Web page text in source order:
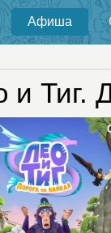
Афиша
и Тиг.